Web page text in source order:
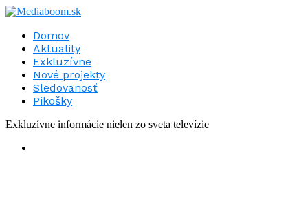
Domov
Aktuality
Exkluzívne
Nové projekty
Sledovanosť
Pikošky
Exkluzívne informácie nielen zo sveta televízie